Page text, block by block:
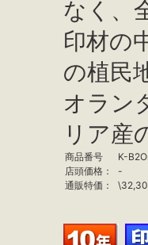
なく、
印材の
の植民
オラン
リア産
商品番号
K-
店頭価格：
-
通販特価：
\